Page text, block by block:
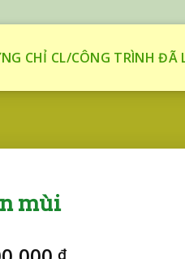
CHỈ CL/CÔNG TRÌNH ĐÃ
mùi
₫